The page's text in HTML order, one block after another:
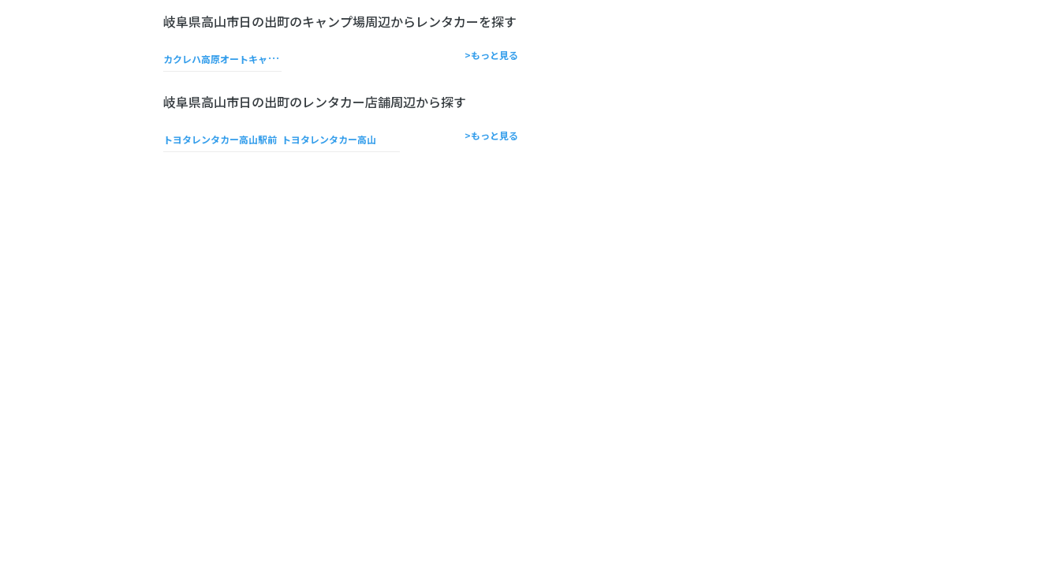
岐阜県高山市日の出町のキャンプ場周辺からレンタカーを探す
カ
クレハ高原オートキャンプ場 >もっと見る
岐阜県高山市日の出町のレンタカー店舗周辺から探す
トヨタレンタカー高山駅前 トヨタレンタカー高山 >もっと見る